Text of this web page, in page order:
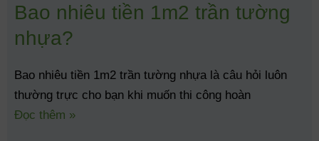
Bao nhiêu tiền 1m2 trần tường
nhựa?
Bao nhiêu tiền 1m2 trần tường nhựa là câu hỏi luôn
thường trực cho bạn khi muốn thi công hoàn
Đọc thêm »